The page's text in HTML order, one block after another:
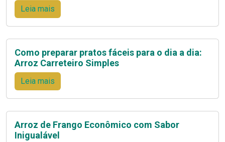
Leia mais
Como preparar pratos fáceis para o dia a dia:
Arroz Carreteiro Simples
Leia mais
Arroz de Frango Econômico com Sabor
Inigualável